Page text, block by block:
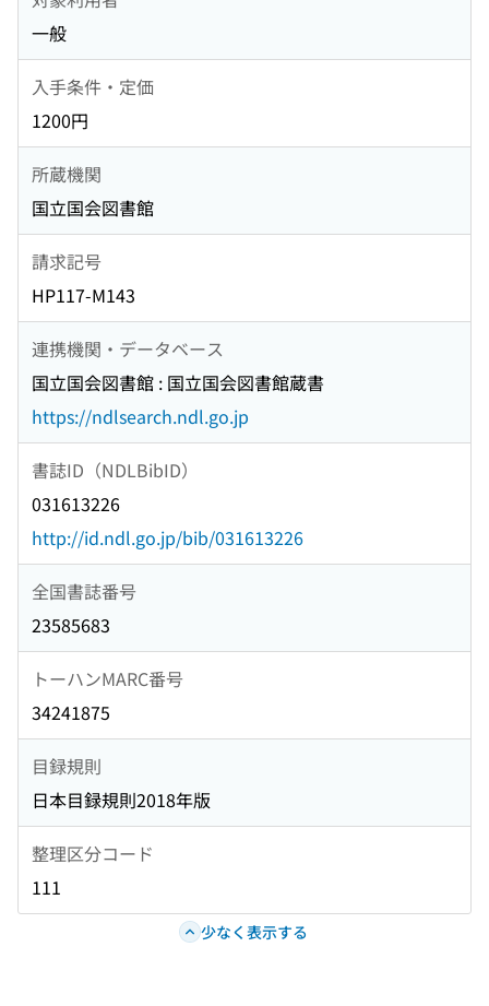
一般
入手条件・定価
1200円
所蔵機関
国立国会図書館
請求記号
HP117-M143
連携機関・データベース
国立国会図書館 : 国立国会図書館蔵書
https://ndlsearch.ndl.go.jp
書誌ID（NDLBibID）
031613226
http://id.ndl.go.jp/bib/031613226
全国書誌番号
23585683
トーハンMARC番号
34241875
目録規則
日本目録規則2018年版
整理区分コード
111
少なく表示する